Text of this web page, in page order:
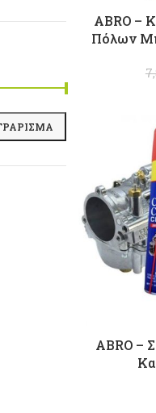
ABRO –
Πόλων
ABRO –